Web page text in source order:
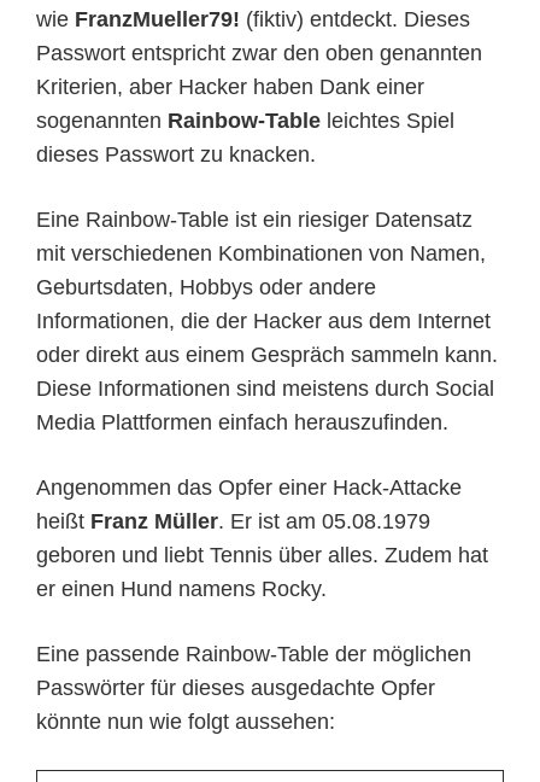
wie FranzMueller79! (fiktiv) entdeckt. Dieses
Passwort entspricht zwar den oben genannten
Kriterien, aber Hacker haben Dank einer
sogenannten Rainbow-Table leichtes Spiel
dieses Passwort zu knacken.
Eine Rainbow-Table ist ein riesiger Datensatz
mit verschiedenen Kombinationen von Namen,
Geburtsdaten, Hobbys oder andere
Informationen, die der Hacker aus dem Internet
oder direkt aus einem Gespräch sammeln kann.
Diese Informationen sind meistens durch Social
Media Plattformen einfach herauszufinden.
Angenommen das Opfer einer Hack-Attacke
heißt Franz Müller. Er ist am 05.08.1979
geboren und liebt Tennis über alles. Zudem hat
er einen Hund namens Rocky.
Eine passende Rainbow-Table der möglichen
Passwörter für dieses ausgedachte Opfer
könnte nun wie folgt aussehen: